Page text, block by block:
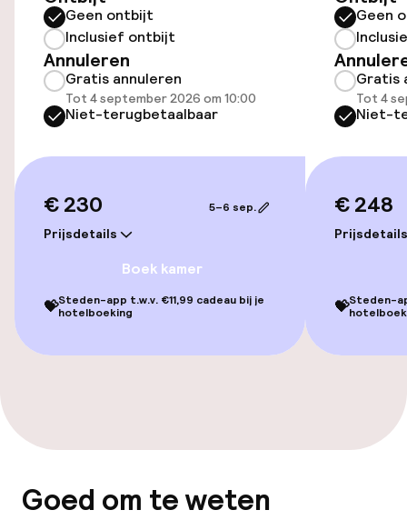
Entertainment
Gratis wifi
Eet- en drinkdiensten
Ontbijtbuffet
Schoonmaakvoorzieningen
Wasfaciliteiten (wasmachine)
Wasservice
Geen ontbijt
Inclusief ontbijt
Annuleren
Gratis annuleren
Tot 4 september 2026 om 10:00
Niet-terugbetaalbaar
€ 230
Prijsdetails
5–6 sep.
Boek kamer
💝Steden-app t.w.v. €11,99 cadeau bij je
hotelboeking
Geen
Gratis
Tot 4
Niet-
€ 248
Prijsdetails
💝Steden-
Goed om te weten